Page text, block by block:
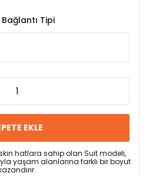
Tipi
EKLE
hatlara sahip olan Suit modeli,
yaşam alanlarına farklı bir boyut